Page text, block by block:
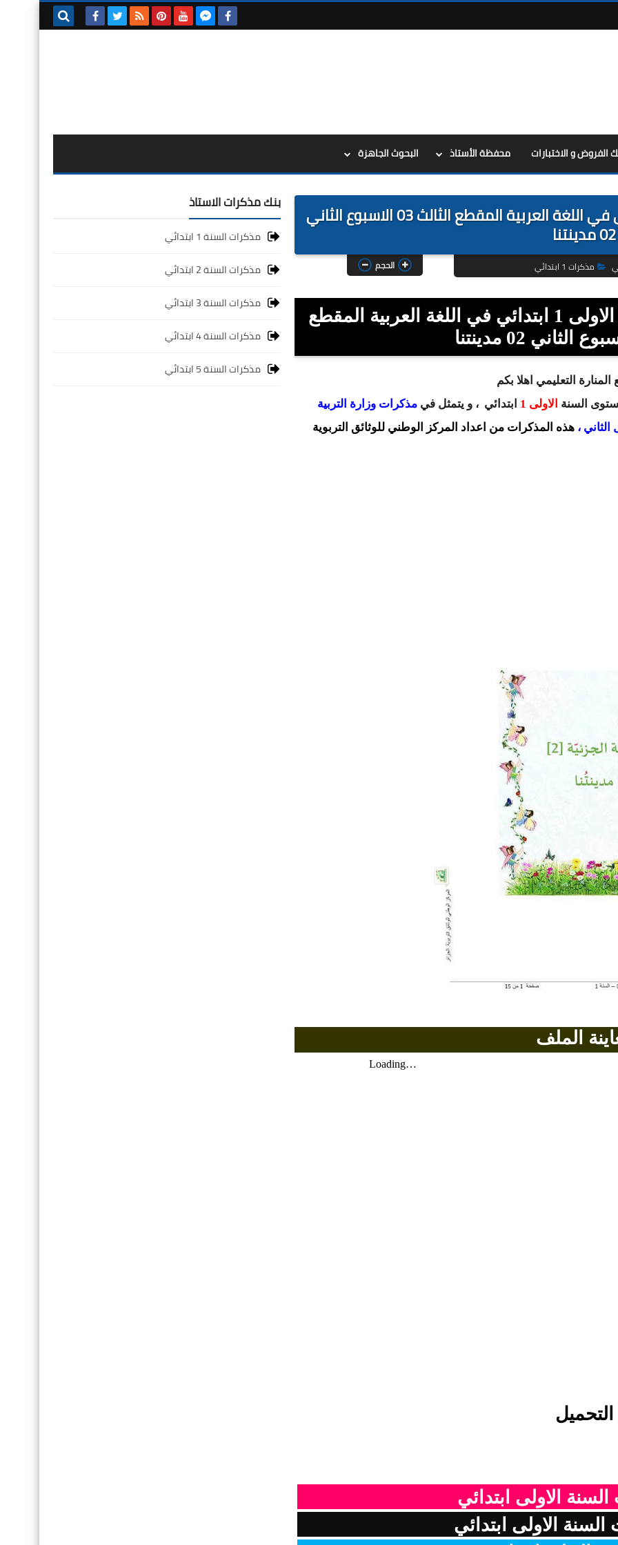
الفروض و الاختبارات محفظة الأستاذ البحوث الجاهزة
المذكرات الوزارية للسنة الاولى 1 ابتدائي في اللغة العربية المقطع الثالث 03 الاسبوع الثاني
02 مدينتنا
مذكرات 1 ابتدائي الحجم
تحميل المذكرات الوزارية للسنة الاولى 1 ابتدائي في اللغة العربية المقطع
التعليمي اهلا بكم
السنة الاولى 1 ابتدائي ، و يتمثل في مذكرات وزارة التربية
هذه المذكرات من اعداد المركز الوطني للوثائق التربوية
الملف
التحميل
الاولى ابتدائي
الاولى ابتدائي
بنك مذكرات الاستاذ
مذكرات السنة 1 ابتدائي
مذكرات السنة 2 ابتدائي
مذكرات السنة 3 ابتدائي
مذكرات السنة 4 ابتدائي
مذكرات السنة 5 ابتدائي